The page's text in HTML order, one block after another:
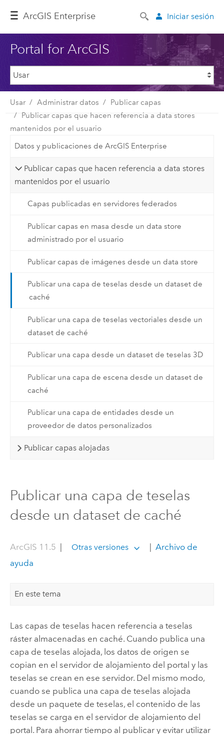
ArcGIS Enterprise Iniciar sesión
Portal for ArcGIS
Usar Administrar datos
Publicar capas
Publicar capas que hacen referencia a data stores
mantenidos por el usuario
Datos y publicaciones de ArcGIS Enterprise
Publicar capas que hacen referencia a data stores
mantenidos por el usuario
Capas publicadas en servidores federados
Publicar capas en masa desde un data store
administrado por el usuario
Publicar capas de imágenes desde un data store
Publicar una capa de teselas desde un dataset de
caché
Publicar una capa de teselas vectoriales desde un
dataset de caché
Publicar una capa desde un dataset de teselas 3D
Publicar una capa de escena desde un dataset de
caché
Publicar una capa de entidades desde un
proveedor de datos personalizados
Publicar capas alojadas
Publicar una capa de teselas
desde un dataset de caché
ArcGIS 11.5 Otras versiones
Archivo de
ayuda
En este tema
Las capas de teselas hacen referencia a teselas
ráster almacenadas en caché. Cuando publica una
capa de teselas alojada, los datos de origen se
copian en el servidor de alojamiento del portal y las
teselas se crean en ese servidor. Del mismo modo,
cuando se publica una capa de teselas alojada
desde un paquete de teselas, el contenido de las
teselas se carga en el servidor de alojamiento del
portal. Para ahorrar tiempo al publicar y evitar utilizar